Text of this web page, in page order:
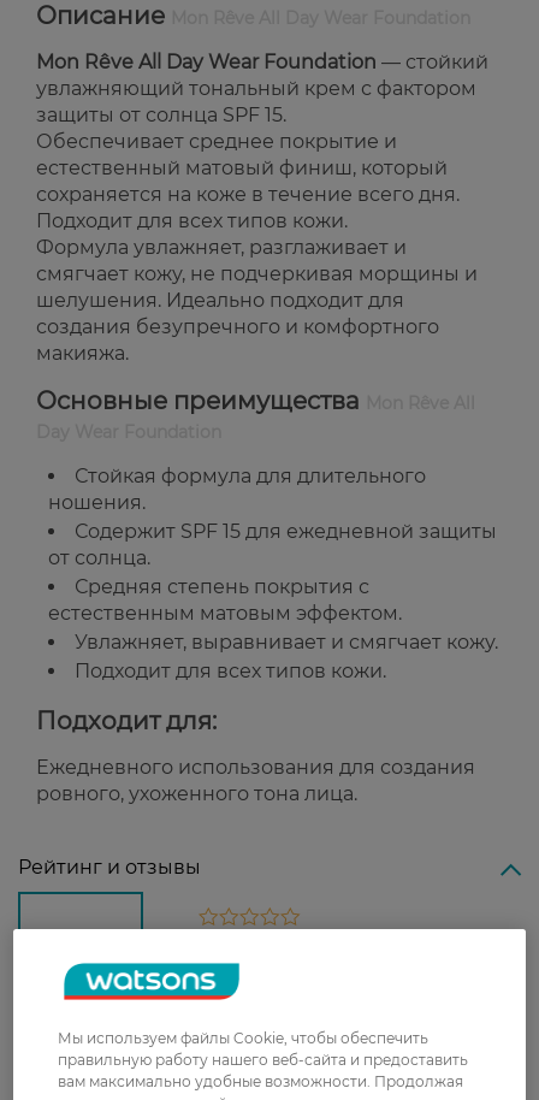
Описание
Mon Rêve All Day Wear Foundation — стойкий
увлажняющий тональный крем с фактором
защиты от солнца SPF 15.
Обеспечивает среднее покрытие и
естественный матовый финиш, который
сохраняется на коже в течение всего дня.
Подходит для всех типов кожи.
Формула увлажняет, разглаживает и
смягчает кожу, не подчеркивая морщины и
шелушения. Идеально подходит для
создания безупречного и комфортного
макияжа.
Основные преимущества
Стойкая формула для длительного
ношения.
Содержит SPF 15 для ежедневной защиты
от солнца.
Средняя степень покрытия с
естественным матовым эффектом.
Увлажняет, выравнивает и смягчает кожу.
Подходит для всех типов кожи.
Подходит для:
Ежедневного использования для создания
ровного, ухоженного тона лица.
Рейтинг и отзывы
0
З 0 відгуків
Доставка
Мы используем файлы Cookie, чтобы обеспечить
правильную работу нашего веб-сайта и предоставить
вам максимально удобные возможности. Продолжая